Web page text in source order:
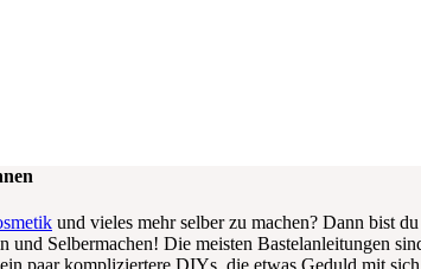
und vieles mehr selber zu machen? Dann bist
Selbermachen! Die meisten Bastelanleitungen
paar kompliziertere DIYs, die etwas Geduld mit